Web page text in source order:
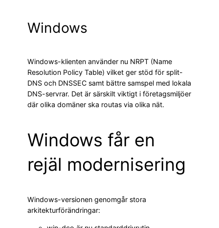
Windows
Windows-klienten använder nu NRPT (Name
Resolution Policy Table) vilket ger stöd för split-
DNS och DNSSEC samt bättre samspel med lokala
DNS-servrar. Det är särskilt viktigt i företagsmiljöer
där olika domäner ska routas via olika nät.
Windows får en
rejäl modernisering
Windows-versionen genomgår stora
arkitekturförändringar: